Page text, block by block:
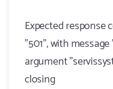
Expected response
"501", with
argument
closing